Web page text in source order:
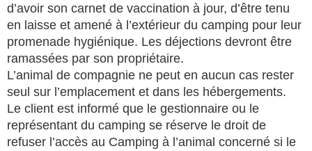
d’avoir son carnet de vaccination à jour, d’être tenu
en laisse et amené à l’extérieur du camping pour leur
promenade hygiénique. Les déjections devront être
ramassées par son propriétaire.
L’animal de compagnie ne peut en aucun cas rester
seul sur l’emplacement et dans les hébergements.
Le client est informé que le gestionnaire ou le
représentant du camping se réserve le droit de
refuser l’accès au Camping à l’animal concerné si le